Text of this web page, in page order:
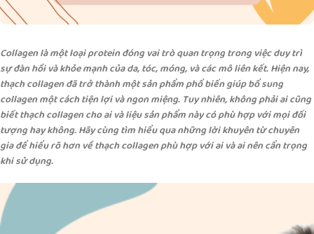
Collagen là một loại protein đóng vai trò quan trọng trong việc duy trì
sự đàn hồi và khỏe mạnh của da, tóc, móng, và các mô liên kết. Hiện nay,
thạch collagen đã trở thành một sản phẩm phổ biến giúp bổ sung
collagen một cách tiện lợi và ngon miệng. Tuy nhiên, không phải ai cũng
biết thạch collagen cho ai và liệu sản phẩm này có phù hợp với mọi đối
tượng hay không. Hãy cùng tìm hiểu qua những lời khuyên từ chuyên
gia để hiểu rõ hơn về thạch collagen phù hợp với ai và ai nên cẩn trọng
khi sử dụng.